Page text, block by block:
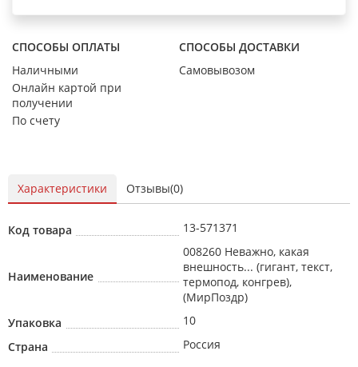
СПОСОБЫ ОПЛАТЫ
Наличными
Онлайн картой при
получении
По счету
СПОСОБЫ ДОСТАВКИ
Самовывозом
Характеристики Отзывы(0)
Код товара 13-571371
Наименование
008260 Неважно, какая
внешность... (гигант, текст,
термопод, конгрев),
(МирПоздр)
Упаковка
10
Страна
Россия